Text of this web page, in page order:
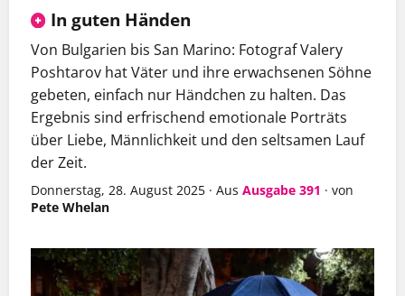
In guten Händen
Von Bulgarien bis San Marino: Fotograf Valery
Poshtarov hat Väter und ihre erwachsenen Söhne
gebeten, einfach nur Händchen zu halten. Das
Ergebnis sind erfrischend emotionale Porträts
über Liebe, Männlichkeit und den seltsamen Lauf
der Zeit.
Donnerstag, 28. August 2025 · Aus Ausgabe 391 · von
Pete Whelan